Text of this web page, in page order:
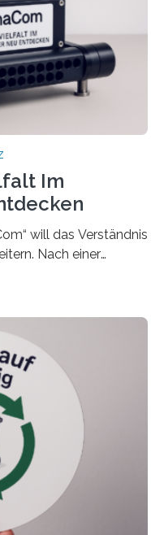
Im
will das Verständnis
Nach einer
ist nun eine große
damit, wie ein
dieser Prozess
Grünes Licht für
gestartete
Oldenburg für
Euro. „Wir